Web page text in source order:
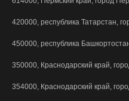
420000, республика Татарстан,
450000, республика
350000, Краснодарский край,
354000, Краснодарский край,